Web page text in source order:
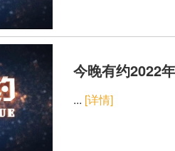
今晚有约2022
... [详情]